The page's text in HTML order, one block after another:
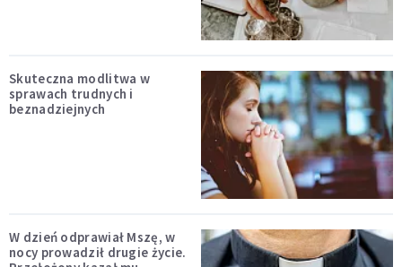
Skuteczna modlitwa w
sprawach trudnych i
beznadziejnych
W dzień odprawiał Mszę, w
nocy prowadził drugie życie.